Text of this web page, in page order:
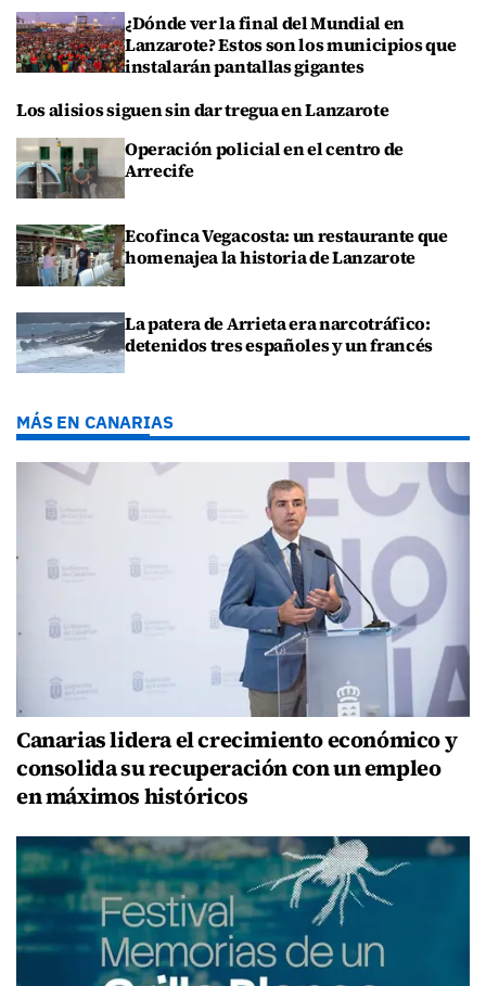
¿Dónde ver la final del Mundial en
Lanzarote? Estos son los municipios que
instalarán pantallas gigantes
Los alisios siguen sin dar tregua en Lanzarote
Operación policial en el centro de
Arrecife
Ecofinca Vegacosta: un restaurante que
homenajea la historia de Lanzarote
La patera de Arrieta era narcotráfico:
detenidos tres españoles y un francés
MÁS EN CANARIAS
Canarias lidera el crecimiento económico y
consolida su recuperación con un empleo
en máximos históricos